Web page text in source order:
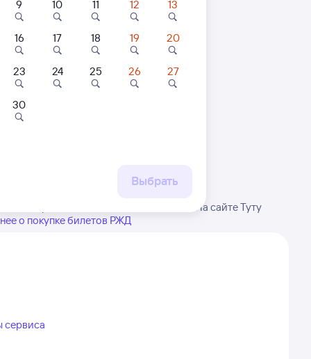
расписание может измениться. На сайте Туту
о покупке билетов РЖД
сервиса
9 10 11 12 13
16 17 18 19 20
23 24 25 26 27
30
Выбрать